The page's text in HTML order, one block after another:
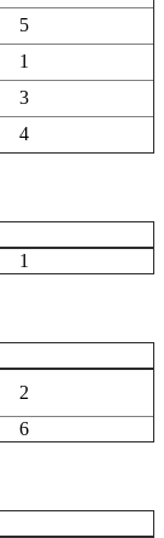
5
1
3
4
1
2
6